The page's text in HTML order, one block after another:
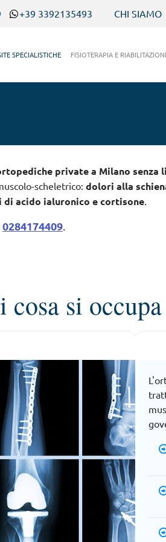
+39 3392135493 CHI SIAMO
SPECIALISTICHE FISIOTERAPIA E
private a Milano senza
scheletrico: dolori alla
acido ialuronico e cortisone
0284174409
cosa si